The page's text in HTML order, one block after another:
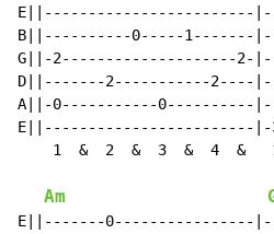
E||------------------------
B||----------0-----1-------
G||-2--------------------2-
D||-------2-----------2----
A||-0-----------
E||------------------------
1  &  2  &  3  &  4  &
Am
E||-------0----------------